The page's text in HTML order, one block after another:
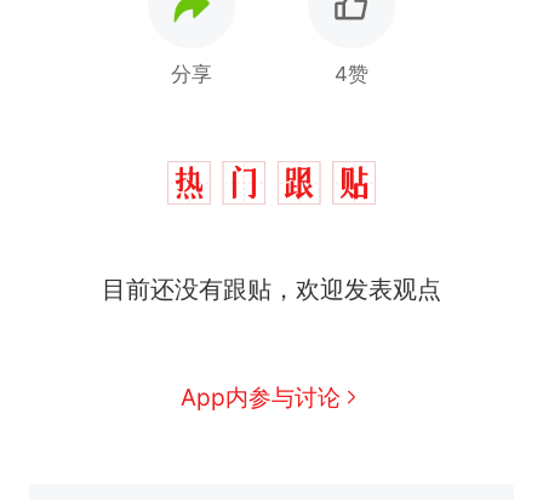
分享 4赞
目前还没有跟贴，欢迎发表观点
App内参与讨论
热
那个在床头放菜刀的女孩，
么？
协会回应
男子上山采菌偶然发现鸡枞菌
窝，原地守1天等它长大：挖了